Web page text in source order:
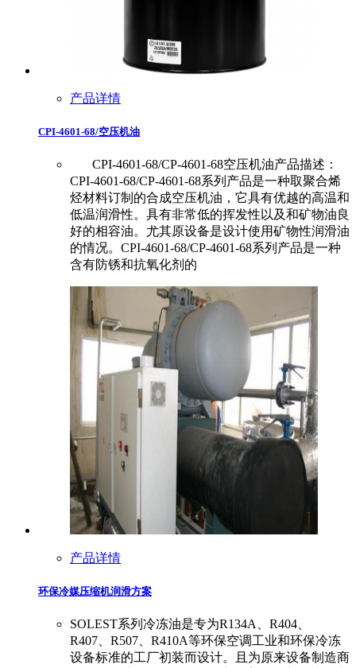
产品详情
CPI-4601-68/空压机油
CPI-4601-68/CP-4601-68空压机油产品描述：
CPI-4601-68/CP-4601-68系列产品是一种取聚合烯
烃材料订制的合成空压机油，它具有优越的高温和
低温润滑性。具有非常低的挥发性以及和矿物油良
好的相容油。尤其原设备是设计使用矿物性润滑油
的情况。CPI-4601-68/CP-4601-68系列产品是一种
含有防锈和抗氧化剂的
产品详情
环保冷媒压缩机润滑方案
SOLEST系列冷冻油是专为R134A、R404、
R407、R507、R410A等环保空调工业和环保冷冻
设备标准的工厂初装而设计。且为原来设备制造商